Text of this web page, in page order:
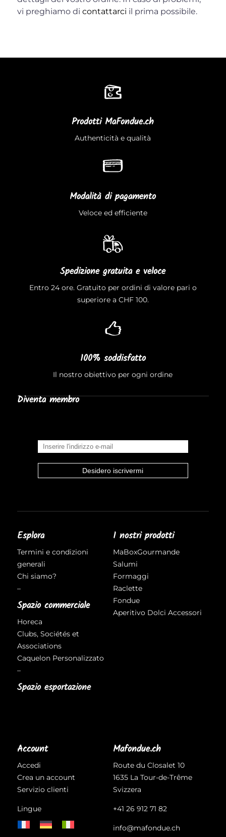
vi preghiamo di contattarci il prima possibile.
Prodotti MaFondue.ch
Authenticità e qualità
Modalità di pagamento
Veloce ed efficiente
Spedizione gratuita e veloce
Entro 24 ore. Gratuito per ordini di valore pari o
superiore a CHF 100.
100% soddisfatto
Il nostro obiettivo per ogni ordine
Diventa membro
Esplora
Termini e condizioni
generali
Chi siamo?
–
Spazio commerciale
Horeca
Clubs, Sociétés et
Associations
Caquelon Personalizzato
–
Spazio esportazione
I nostri prodotti
MaBoxGourmande
Salumi
Formaggi
Raclette
Fondue
Aperitivo Dolci Accessori
Account
Accedi
Crea un account
Servizio clienti
Lingue
Mafondue.ch
Route du Closalet 10
1635 La Tour-de-Trême
Svizzera
+41 26 912 71 82
info@mafondue.ch